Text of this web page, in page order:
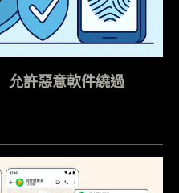
許惡意軟件繞過